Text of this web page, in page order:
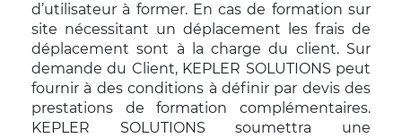
d’utilisateur à former. En cas de formation sur
site nécessitant un déplacement les frais de
déplacement sont à la charge du client. Sur
demande du Client, KEPLER SOLUTIONS peut
fournir à des conditions à définir par devis des
prestations de formation complémentaires.
KEPLER SOLUTIONS soumettra une